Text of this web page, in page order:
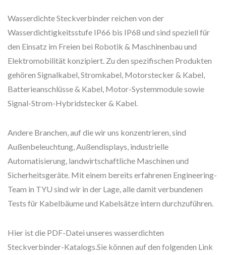
Wasserdichte Steckverbinder reichen von der
Wasserdichtigkeitsstufe IP66 bis IP68 und sind speziell für
den Einsatz im Freien bei Robotik & Maschinenbau und
Elektromobilität konzipiert. Zu den spezifischen Produkten
gehören Signalkabel, Stromkabel, Motorstecker & Kabel,
Batterieanschlüsse & Kabel, Motor-Systemmodule sowie
Signal-Strom-Hybridstecker & Kabel.
Andere Branchen, auf die wir uns konzentrieren, sind
Außenbeleuchtung, Außendisplays, industrielle
Automatisierung, landwirtschaftliche Maschinen und
Sicherheitsgeräte. Mit einem bereits erfahrenen Engineering-
Team in TYU sind wir in der Lage, alle damit verbundenen
Tests für Kabelbäume und Kabelsätze intern durchzuführen.
Hier ist die PDF-Datei unseres wasserdichten
Steckverbinder-Katalogs.Sie können auf den folgenden Link